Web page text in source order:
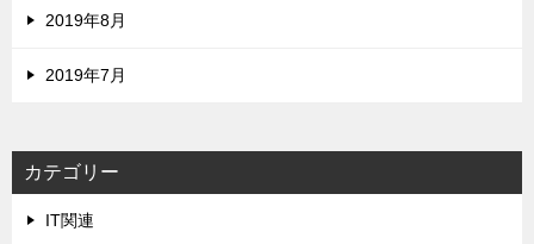
2019年8月
2019年7月
カテゴリー
IT関連